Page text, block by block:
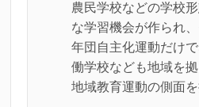
農民学校などの学校
な学習機会が作られ
年団自主化運動だけ
働学校なども地域を
地域教育運動の側面を